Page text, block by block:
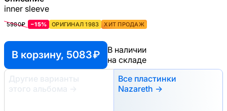
inner sleeve
5980₽ −15% ОРИГИНАЛ 1983 ХИТ ПРОДАЖ
В корзину, 5083 ₽
В наличии
на складе
Другие варианты
этого альбома
→
Все пластинки
Nazareth →